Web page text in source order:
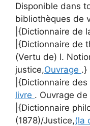
Disponible dans
bibliothèques de
|{Dictionnaire de
|{Dictionnaire de
(Vertu de) I.
justice,Ouvrage .}
|{Dictionnaire
livre . Ouvrage
|{Dictionnaire
(1878)/Justice,(la